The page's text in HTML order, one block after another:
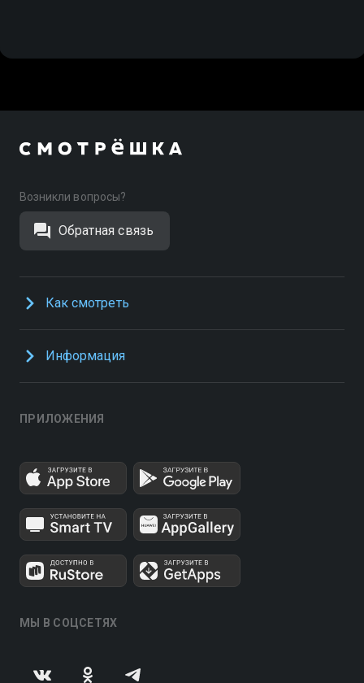
Возникли вопросы?
Обратная связь
Как смотреть
Информация
ПРИЛОЖЕНИЯ
МЫ В СОЦСЕТЯХ